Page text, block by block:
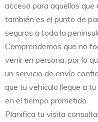
acceso para aquellos
también es el punto de
seguros a toda la
Comprendemos que no
venir en persona, por lo
un servicio de envío
que tu vehículo llegue a
en el tiempo prometido.
Planifica tu visita